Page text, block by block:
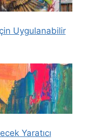
İçin Uygulanabilir
Yaratıcı